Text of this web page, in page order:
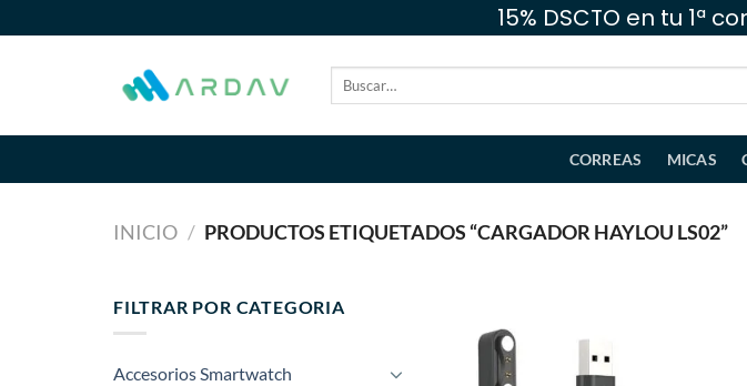
al
15% DSCTO en tu 1ª
Buscar
CORREAS MICAS
INICIO / PRODUCTOS ETIQUETADOS “CARGADOR HAYLOU LS02”
FILTRAR POR CATEGORIA
Accesorios Smartwatch
Añadir